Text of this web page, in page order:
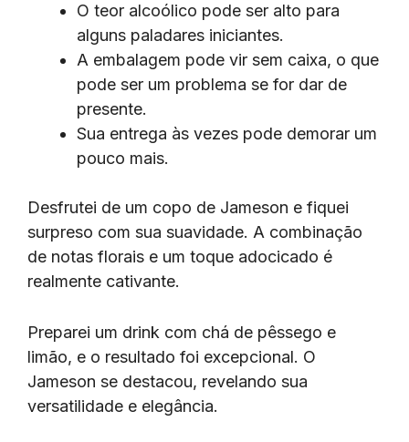
O teor alcoólico pode ser alto para
alguns paladares iniciantes.
A embalagem pode vir sem caixa, o que
pode ser um problema se for dar de
presente.
Sua entrega às vezes pode demorar um
pouco mais.
Desfrutei de um copo de Jameson e fiquei
surpreso com sua suavidade. A combinação
de notas florais e um toque adocicado é
realmente cativante.
Preparei um drink com chá de pêssego e
limão, e o resultado foi excepcional. O
Jameson se destacou, revelando sua
versatilidade e elegância.